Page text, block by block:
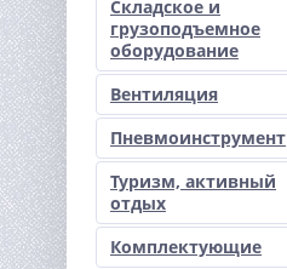
Складское и
грузоподъемное
оборудование
Вентиляция
Пневмоинструмент
Туризм, активный
отдых
Комплектующие